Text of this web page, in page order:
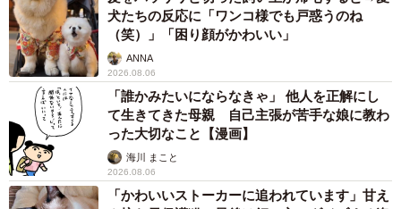
犬たちの反応に「ワンコ様でも戸惑うのね
（笑）」「困り顔がかわいい」
ANNA
2026.08.06
「誰かみたいにならなきゃ」 他人を正解にし
て生きてきた母親 自己主張が苦手な娘に教わ
った大切なこと【漫画】
海川 まこと
2026.08.06
「かわいいストーカーに追われています」甘え